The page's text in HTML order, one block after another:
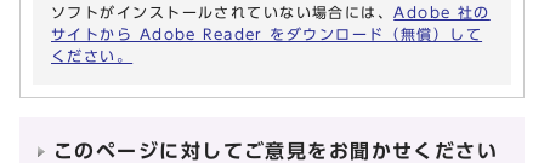
ソフトがインストールされていない場合には、 Adobe 社の
サイトから Adobe Reader をダウンロード（無償）して
ください。
このページに対してご意見をお聞かせください